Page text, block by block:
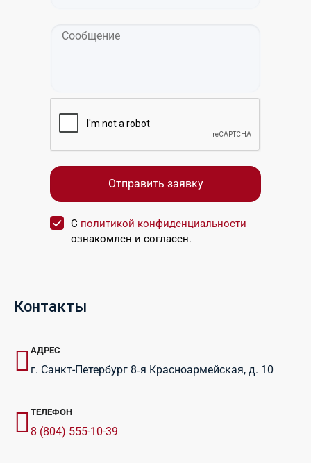
С политикой конфиденциальности
ознакомлен и согласен.
Контакты
АДРЕС
г. Санкт-Петербург 8‑я Красноармейская, д. 10
ТЕЛЕФОН
8 (804) 555-10-39